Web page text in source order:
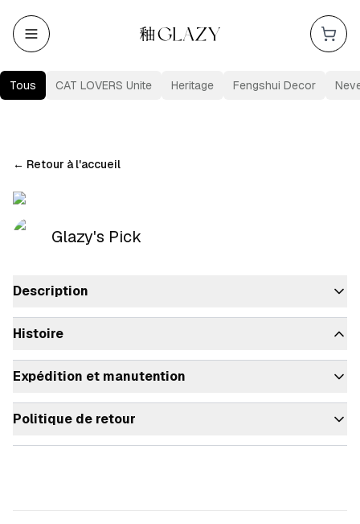
Tous CAT LOVERS Unite Heritage Fengshui Decor
← Retour à l'accueil
Glazy's Pick
Description
Histoire
Expédition et manutention
Politique de retour